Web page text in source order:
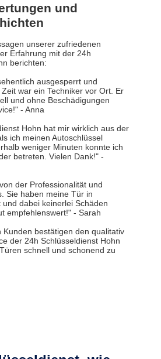
und
unserer zufriedenen
Erfahrung mit der 24h
berichten:
ausgesperrt und
war ein Techniker vor Ort. Er
und ohne Beschädigungen
- Anna
Hohn hat mir wirklich aus der
ich meinen Autoschlüssel
weniger Minuten konnte ich
betreten. Vielen Dank!" -
der Professionalität und
Sie haben meine Tür in
dabei keinerlei Schäden
empfehlenswert!" - Sarah
Kunden bestätigen den qualitativ
der 24h Schlüsseldienst Hohn
schnell und schonend zu